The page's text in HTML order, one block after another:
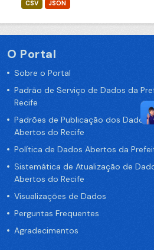
CSV JSON
O Portal
Sobre o Portal
Padrão de Serviço de Dados da
Recife
Padrões de Publicação dos Dados
Abertos do Recife
Política de Dados Abertos da
Sistemática de Atualização de
Abertos do Recife
Visualizações de Dados
Perguntas Frequentes
Agradecimentos